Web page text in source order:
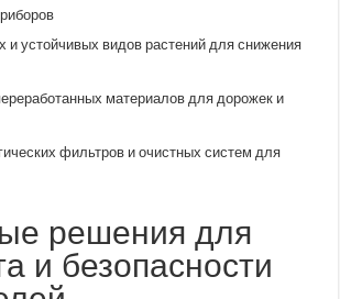
и устойчивых видов растений для снижения
материалов для дорожек и
фильтров и очистных систем для
решения для
и безопасности